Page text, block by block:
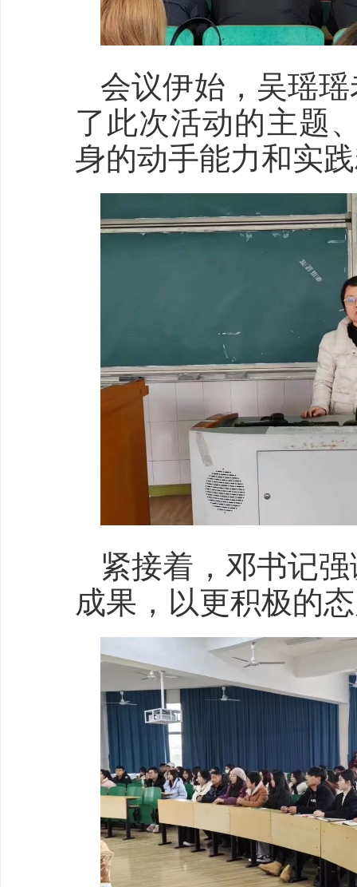
会议伊始，吴瑶
了此次活动的主题
身的动手能力和实
紧接着，邓书记
成果，以更积极的